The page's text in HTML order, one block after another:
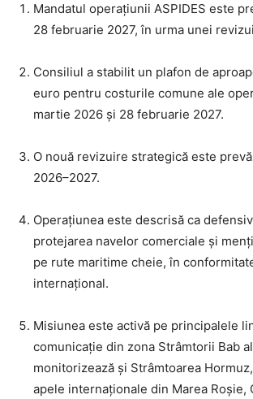
Mandatul operațiunii ASPIDES este
28 februarie 2027, în urma unei
Consiliul a stabilit un plafon de
euro pentru costurile comune ale
martie 2026 și 28 februarie 2027.
O nouă revizuire strategică este
2026–2027.
Operațiunea este descrisă ca
protejarea navelor comerciale și
pe rute maritime cheie, în
internațional.
Misiunea este activă pe principalele
comunicație din zona Strâmtorii Bab
monitorizează și Strâmtoarea
apele internaționale din Marea Roșie,